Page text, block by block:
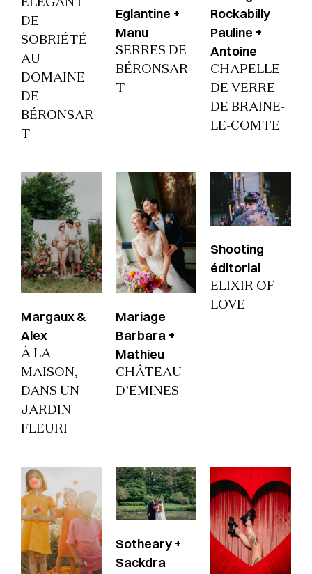
ÉLÉGANT
DE
SOBRIÉTÉ
AU
DOMAINE
DE
BÉRONSAR
T
Eglantine +
Manu
SERRES DE
BÉRONSAR
T
Rockabilly
Pauline +
Antoine
CHAPELLE
DE VERRE
DE BRAINE-
LE-COMTE
Margaux &
Alex
À LA
MAISON,
DANS UN
JARDIN
FLEURI
Mariage
Barbara +
Mathieu
CHÂTEAU
D’EMINES
Shooting
éditorial
ELIXIR OF
LOVE
Sotheary +
Sackdra